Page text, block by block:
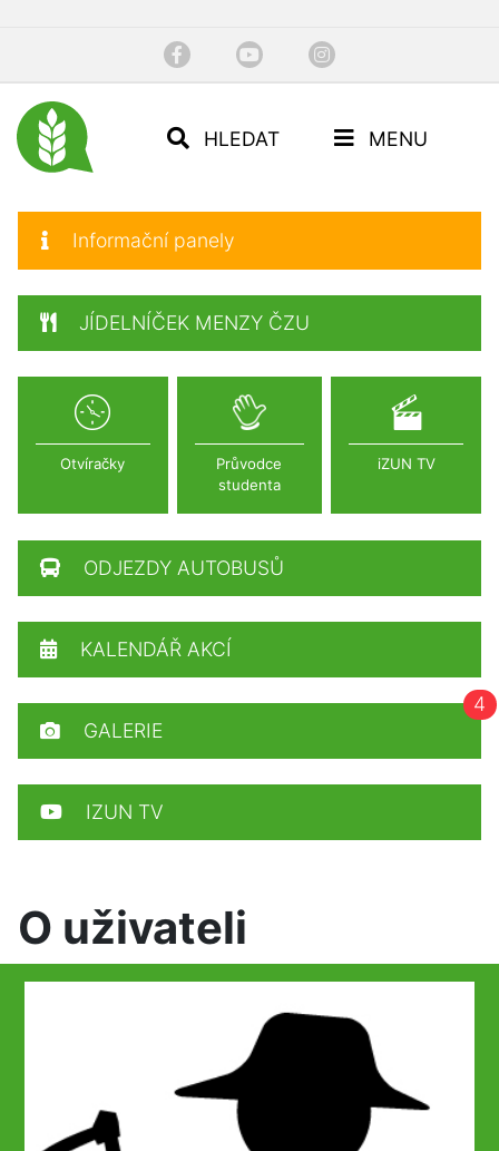
HLEDAT MENU
O uživateli
Informační panely
JÍDELNÍČEK MENZY ČZU
Otvíračky
Průvodce
studenta
iZUN TV
ODJEZDY AUTOBUSŮ
KALENDÁŘ AKCÍ
GALERIE
4
IZUN TV